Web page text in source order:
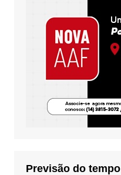
Previsão do tempo